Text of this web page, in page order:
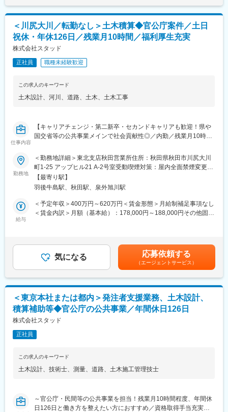
変更の範囲：会社の定める業務
務時間をチェックし、残業が多いチームがあれば人員を調整する
など、業務の平準化を進めています。そのため、残業は少なめに
抑えられています。デスクワークが8割～9割を占めているため、
年齢や体力に関わらず長く続けられるのが特長で、30代～50代の
転職実績も豊富です。
1983年に創業して以来、地域に根付いたコンサルティングが好評
価であり、着実な成長を遂げてきました。同社は社内外問わず、
人と人との絆に重きを置いたコンサルティングに取り組んでいま
上を心がけ「お客様のニーズが第一」の意識の下、地域のリーデ
ィングコンサルタントを目指しています。
の技術的提案や意見もしやすく、『主体的に業務に取り組む』こ
とができる環境にあります。
■社風：
活発で、馴染みやすい環境です。また、個人の能力を重視してお
り、性別や年齢に関わらず、アイディアや意見を発信、交換がで
変更の範囲：会社の定める業務
の他資格手当あり）賃金はあくまでも目安の金額であり、選考を
通じて上下する可能性があります。月給(月額)は固定手当を含めた
表記です。
＜川尻大川／転勤なし＞土木積算◆官公庁案件／土日
祝休・年休126日／残業月10時間／福利厚生充実
株式会社スタッド
正社員 職種未経験歓迎
この求人のキーワード
土木設計、 河川 、 道路、 土木、 土木工事
仕事内容
【キャリアチェンジ・第二新卒・セカンドキャリアも歓迎！県や
国交省等の公共事業メインで社会貢献性◎／内勤／残業月10時
充実】
■職務詳細：
官公庁などが発注する、道路・河川他土木工事に関わる工事の数
量・図面・積算資料等の作成をお任せします。
主に秋田県・国交省等が発注する工事に関する積算業務を担当し
ていただきます。
※Word・Excel・CADの他 専用ソフトを使用し業務をおこないま
す。
整っています。】
・長年にわたり国土交通省とのお取引をしており、残業をしない
前提で施工計画を立てて受注をしているため、残業は月10時間程
度と少なめに抑えられています。
・働き方改革に力を入れており、管理職が勤務時間や状況をチェ
ックして人員を調整するなど業務の平準化を進めており、年間休
・デスクワークが8割～9割を占めているため、年齢や体力に関わ
らず長く働き続けることができます。
・中途入社者が多数在籍しており、性別や年齢に関わらず、アイ
勤務地
＜勤務地詳細＞東北支店秋田営業所住所：秋田県秋田市川尻大川
町1-25 アップヒル21 A-2号室受動喫煙対策：屋内全面禁煙変更の
範囲：会社の定める事業所
【最寄り駅】
羽後牛島駅、秋田駅、泉外旭川駅
給与
＜予定年収＞400万円～620万円＜賃金形態＞月給制補足事項なし
＜賃金内訳＞月額（基本給）：178,000円～188,000円その他固定
む）＜昇給有無＞有＜残業手当＞有＜給与補足＞■賞与：年2回
（業績により決算賞与有り）※経験・能力・年齢等を考慮の上、当
社規定より決定致します。※有資格者は優遇致します。賃金はあく
までも目安の金額であり、選考を通じて上下する可能性がありま
す。月給(月額)は固定手当を含めた表記です。
気になる 応募依頼する
（エージェントサービス）
＜東京本社または都内＞発注者支援業務、土木設計、
積算補助等◆官公庁の公共事業／年間休日126日
株式会社スタッド
正社員
この求人のキーワード
土木設計、 技術士、 測量、 道路、 土木施工管理技士
～官公庁・民間等の公共事業を担当！残業月10時間程度、年間休
日126日と働き方を整えたい方におすすめ／資格取得手当充実～